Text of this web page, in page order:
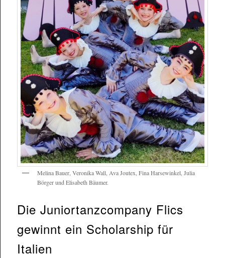
Melina Bauer, Veronika Wall, Ava Joutex, Fina Harsewinkel, Julia
Börger und Elisabeth Bäumer.
Die Juniortanzcompany Flics
gewinnt ein Scholarship für
Italien